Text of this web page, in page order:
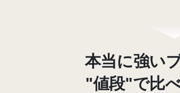
本当に強い
"値段"で比